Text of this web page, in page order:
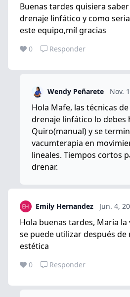
Buenas tardes quisiera
drenaje linfático y como
este equipo,míl gracias
0 Responder
Wendy Peñarete Nov.
Hola Mafe, las técnicas
drenaje linfático lo debes
Quiro(manual) y se
vacumterapia en
lineales. Tiempos cortos
drenar.
Emily Hernandez Jun. 4,
Hola buenas tardes, Maria
se puede utilizar después
estética
0 Responder